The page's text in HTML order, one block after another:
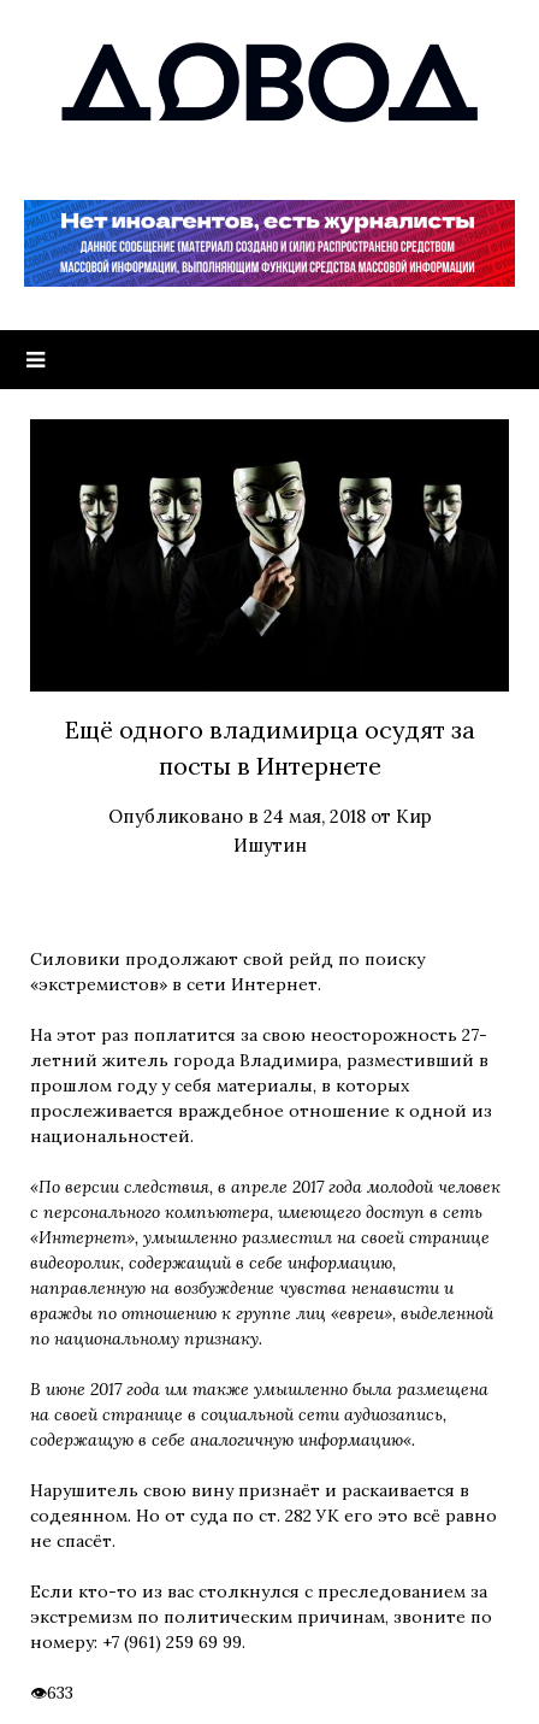
Ещё одного владимирца осудят за
посты в Интернете
Опубликовано в 24 мая, 2018от Кир
Ишутин
Силовики продолжают свой рейд по поиску
«экстремистов» в сети Интернет.
На этот раз поплатится за свою неосторожность 27-
летний житель города Владимира, разместивший в
прошлом году у себя материалы, в которых
прослеживается враждебное отношение к одной из
национальностей.
«По версии следствия, в апреле 2017 года молодой человек
с персонального компьютера, имеющего доступ в сеть
«Интернет», умышленно разместил на своей странице
видеоролик, содержащий в себе информацию,
направленную на возбуждение чувства ненависти и
вражды по отношению к группе лиц «евреи», выделенной
по национальному признаку.
В июне 2017 года им также умышленно была размещена
на своей странице в социальной сети аудиозапись,
содержащую в себе аналогичную информацию«.
Нарушитель свою вину признаёт и раскаивается в
содеянном. Но от суда по ст. 282 УК его это всё равно
не спасёт.
Если кто-то из вас столкнулся с преследованием за
экстремизм по политическим причинам, звоните по
номеру: +7 (961) 259 69 99.
633